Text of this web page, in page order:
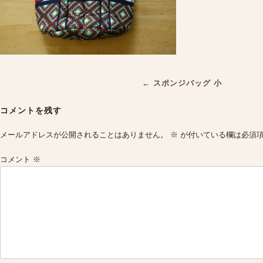
← スポンジバッグ 小
コメントを残す
メールアドレスが公開されることはありません。 ※ が付いている欄は必須
コメント ※